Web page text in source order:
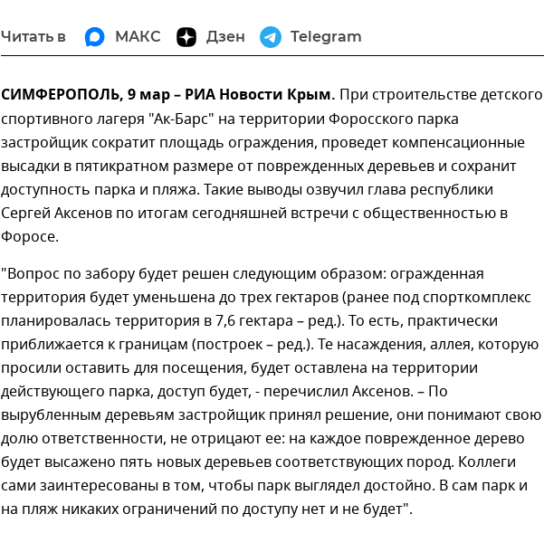
Читать в МАКС Дзен Telegram
СИМФЕРОПОЛЬ, 9 мар – РИА Новости Крым. При строительстве детского
спортивного лагеря "Ак-Барс" на территории Форосского парка
застройщик сократит площадь ограждения, проведет компенсационные
высадки в пятикратном размере от поврежденных деревьев и сохранит
доступность парка и пляжа. Такие выводы озвучил глава республики
Сергей Аксенов по итогам сегодняшней встречи с общественностью в
Форосе.
"Вопрос по забору будет решен следующим образом: огражденная
территория будет уменьшена до трех гектаров (ранее под спорткомплекс
планировалась территория в 7,6 гектара – ред.). То есть, практически
приближается к границам (построек – ред.). Те насаждения, аллея, которую
просили оставить для посещения, будет оставлена на территории
действующего парка, доступ будет, - перечислил Аксенов. – По
вырубленным деревьям застройщик принял решение, они понимают свою
долю ответственности, не отрицают ее: на каждое поврежденное дерево
будет высажено пять новых деревьев соответствующих пород. Коллеги
сами заинтересованы в том, чтобы парк выглядел достойно. В сам парк и
на пляж никаких ограничений по доступу нет и не будет".